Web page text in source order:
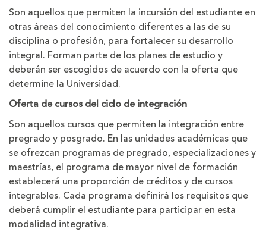
Son aquellos que permiten la incursión del estudiante en
otras áreas del conocimiento diferentes a las de su
disciplina o profesión, para fortalecer su desarrollo
integral. Forman parte de los planes de estudio y
deberán ser escogidos de acuerdo con la oferta que
determine la Universidad.
Oferta de cursos del ciclo de integración
Son aquellos cursos que permiten la integración entre
pregrado y posgrado. En las unidades académicas que
se ofrezcan programas de pregrado, especializaciones y
maestrías, el programa de mayor nivel de formación
establecerá una proporción de créditos y de cursos
integrables. Cada programa definirá los requisitos que
deberá cumplir el estudiante para participar en esta
modalidad integrativa.